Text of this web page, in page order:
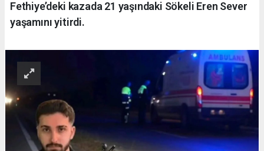
Fethiye’deki kazada 21 yaşındaki Sökeli Eren Sever
yaşamını yitirdi.